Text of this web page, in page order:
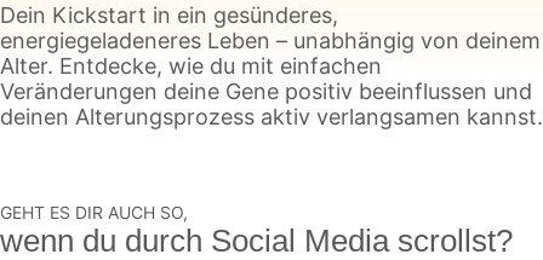
Dein Kickstart in ein gesünderes,
energiegeladeneres Leben – unabhängig von deinem
Alter. Entdecke, wie du mit einfachen
Veränderungen deine Gene positiv beeinflussen und
deinen Alterungsprozess aktiv verlangsamen kannst.
GEHT ES DIR AUCH SO,
wenn du durch Social Media scrollst?